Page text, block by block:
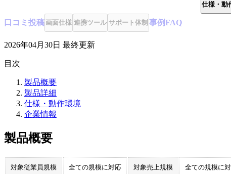
仕様・動
口コミ 投稿画面仕様 連携ツール サポート体制 事例FAQ
2026年04月30日 最終更新
目次
製品概要
製品詳細
仕様・動作環境
企業情報
製品概要
対象従業員規模 全ての規模に対応 対象売上規模 全ての規模に